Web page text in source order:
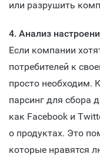
или разрушить
4. Анализ
Если компании
потребителей к
просто необходим.
парсинг для сбора
как Facebook и
о продуктах. Это
которые нравятся